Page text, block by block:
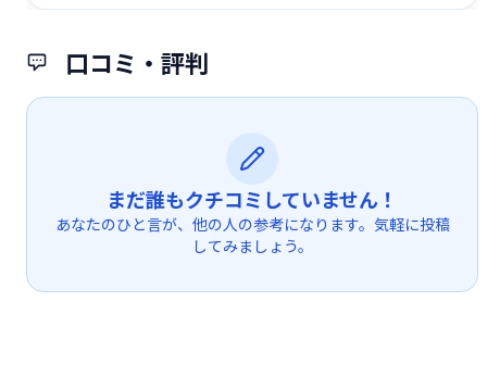
口コミ・評判
まだ誰もクチコミしていません！
あなたのひと言が、他の人の参考になります。気軽に投稿
してみましょう。